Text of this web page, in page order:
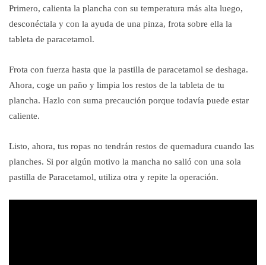
Primero, calienta la plancha con su temperatura más alta luego,
desconéctala y con la ayuda de una pinza, frota sobre ella la
tableta de paracetamol.
Frota con fuerza hasta que la pastilla de paracetamol se deshaga.
Ahora, coge un paño y limpia los restos de la tableta de tu
plancha. Hazlo con suma precaución porque todavía puede estar
caliente.
Listo, ahora, tus ropas no tendrán restos de quemadura cuando las
planches. Si por algún motivo la mancha no salió con una sola
pastilla de Paracetamol, utiliza otra y repite la operación.